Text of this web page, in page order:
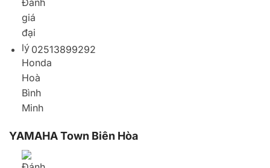
108 Đ. Nguyễn Ái Quốc, Trung Dũng, Thành phố
Biên Hòa, Đồng Nai, Vietnam